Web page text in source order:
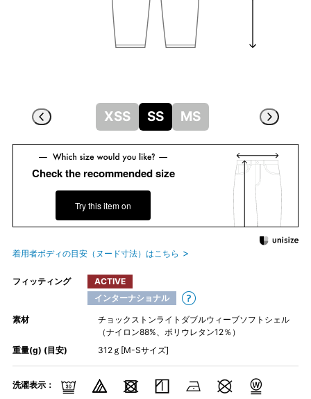
XSS SS MS
Check the recommended size
Try this item on
着用者ボディの目安（ヌード寸法）はこちら
フィッティング
ACTIVE
インターナショナル
素材
チョックストンライトダブルウィーブソフトシェル
（ナイロン88%、ポリウレタン12％）
重量(g) (目安)
312ｇ[M-Sサイズ]
洗濯表示：